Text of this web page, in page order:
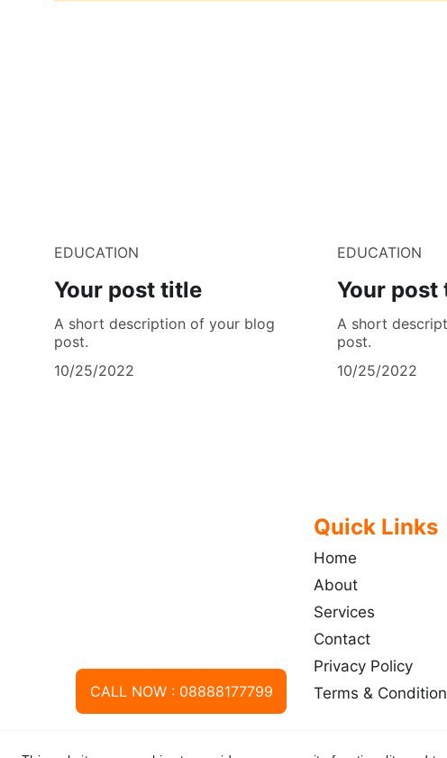
EDUCATION
Your post title
A short description of your blog
post.
10/25/2022
EDUCATION
Your post
A short
post.
10/25/2022
CALL NOW : 08888177799
Quick Links
Home
About
Services
Contact
Privacy Policy
Terms &